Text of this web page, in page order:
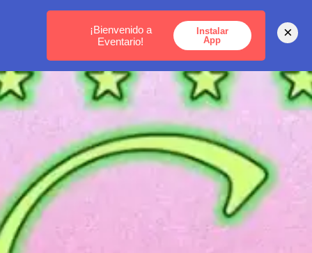
MEDELLÍN - BOGOTÁ - CARTAGENA
¡Bienvenido a
Eventario!
Instalar
App
×